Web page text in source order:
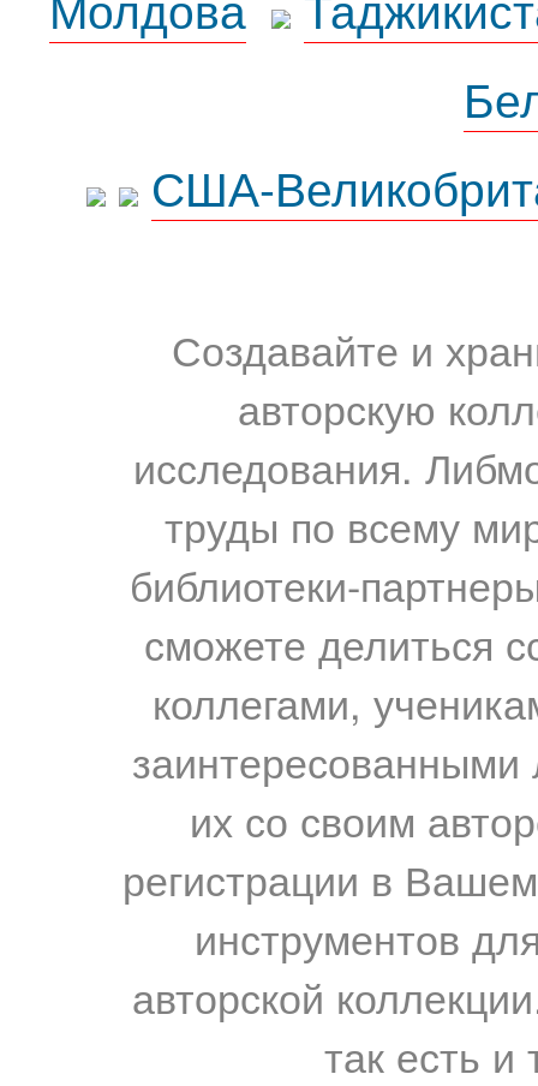
США-
Создавайте и
авторскую
исследования.
труды по всему
библиотеки-
сможете делиться
коллегами,
их со своим
регистрации в
инструментов
авторской
так есть и